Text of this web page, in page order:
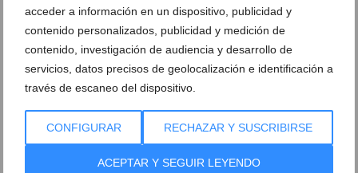
acceder a información en un dispositivo, publicidad y
contenido personalizados, publicidad y medición de
contenido, investigación de audiencia y desarrollo de
servicios, datos precisos de geolocalización e identificación a
través de escaneo del dispositivo.
CONFIGURAR RECHAZAR Y SUSCRIBIRSE
ACEPTAR Y SEGUIR LEYENDO
programa de 2026 con Luis Sentí como pregonero y
un cartel de Juan Caravaca
26 de julio de 2026